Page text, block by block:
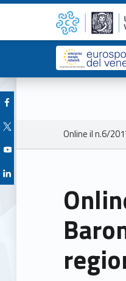
Online il n.6/2017 del Barometro dell’economia regionale – Unioncamere del Veneto
Header info sidebar
Facebook Unioncamere Veneto
Twitter Unioncamere Veneto
Youtube Unioncamere Veneto
Linkedin Unioncamere Veneto
Breadcrumbs
Online il n.6/